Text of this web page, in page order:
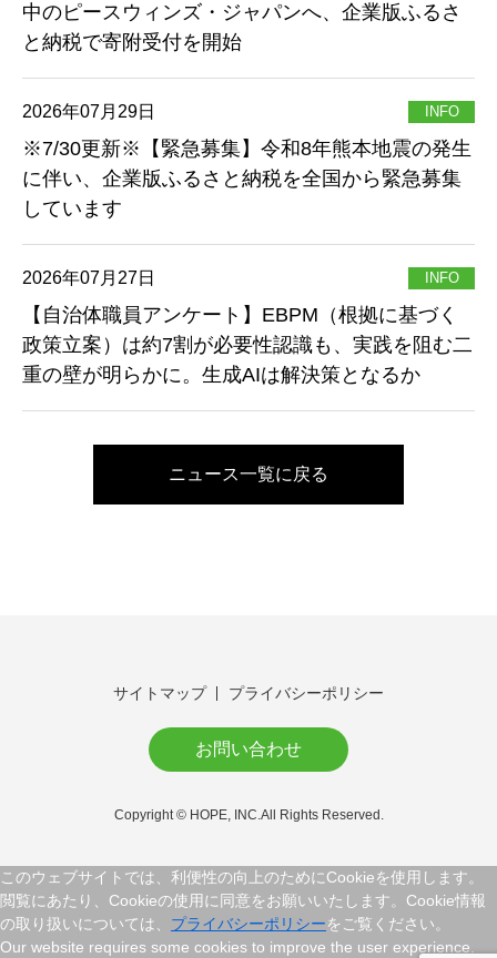
中のピースウィンズ・ジャパンへ、企業版ふるさ
と納税で寄附受付を開始
2026年07月29日 INFO
※7/30更新※【緊急募集】令和8年熊本地震の発生
に伴い、企業版ふるさと納税を全国から緊急募集
しています
2026年07月27日 INFO
【自治体職員アンケート】EBPM（根拠に基づく
政策立案）は約7割が必要性認識も、実践を阻む二
重の壁が明らかに。生成AIは解決策となるか
ニュース一覧に戻る
サイトマップ プライバシーポリシー
お問い合わせ
Copyright © HOPE, INC.All Rights Reserved.
このウェブサイトでは、利便性の向上のためにCookieを使用します。
閲覧にあたり、Cookieの使用に同意をお願いいたします。Cookie情報
の取り扱いについては、 プライバシーポリシーをご覧ください。
Our website requires some cookies to improve the user experience.